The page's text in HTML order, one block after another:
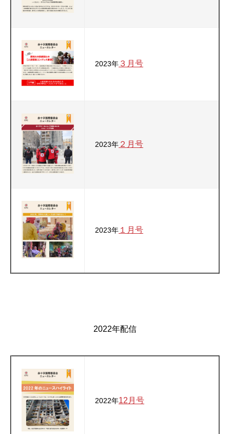
2023年 ３月号
2023年 ２月号
2023年 １月号
2022年配信
2022年12月号